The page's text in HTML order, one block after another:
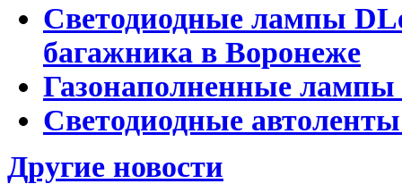
Светодиодные лампы
багажника в Воронеже
Газонаполненные
Светодиодные
Другие новости